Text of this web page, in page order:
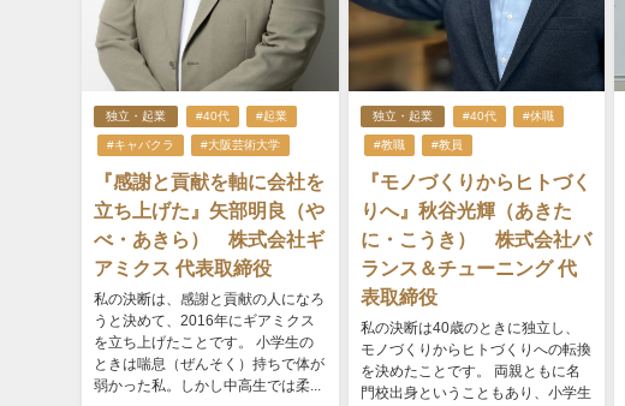
独立・起業 #40代 #起業
#キャバクラ #大阪芸術大学
『感謝と貢献を軸に会社を
立ち上げた』矢部明良（や
べ・あきら） 株式会社ギ
アミクス 代表取締役
私の決断は、感謝と貢献の人になろ
うと決めて、2016年にギアミクス
を立ち上げたことです。 小学生の
ときは喘息（ぜんそく）持ちで体が
弱かった私。しかし中高生では柔...
独立・起業 #40代 #休職
#教職 #教員
『モノづくりからヒトづく
りへ』秋谷光輝（あきた
に・こうき） 株式会社バ
ランス＆チューニング 代
表取締役
私の決断は40歳のときに独立し、
モノづくりからヒトづくりへの転換
を決めたことです。 両親ともに名
門校出身ということもあり、小学生